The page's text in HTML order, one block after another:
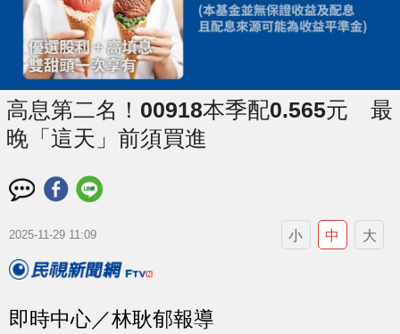
高息第二名！00918本季配0.565元 最
晚「這天」前須買進
2025-11-29 11:09 小 中 大
即時中心／林耿郁報導